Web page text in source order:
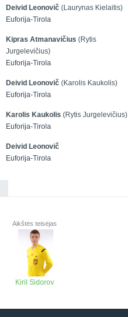
Deivid Leonovič (Laurynas Kielaitis)
Euforija-Tirola
Kipras Atmanavičius (Rytis
Jurgelevičius)
Euforija-Tirola
Deivid Leonovič (Karolis Kaukolis)
Euforija-Tirola
Karolis Kaukolis (Rytis Jurgelevičius)
Euforija-Tirola
Deivid Leonovič
Euforija-Tirola
Aikštės teisėjas
Kiril Sidorov